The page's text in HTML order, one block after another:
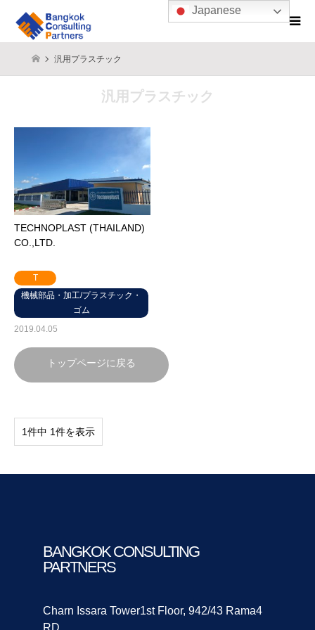
汎用プラスチック
汎用プラスチック
TECHNOPLAST (THAILAND)
CO.,LTD.
T
機械部品・加工/プラスチック・
ゴム
2019.04.05
トップページに戻る
1件中 1件を表示
BANGKOK CONSULTING
PARTNERS
Charn Issara Tower1st Floor, 942/43 Rama4
RD.,
Japanese